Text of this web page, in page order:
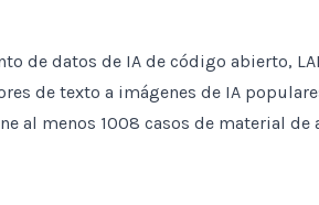
de datos de IA de código abierto,
de texto a imágenes de IA
al menos 1008 casos de material de